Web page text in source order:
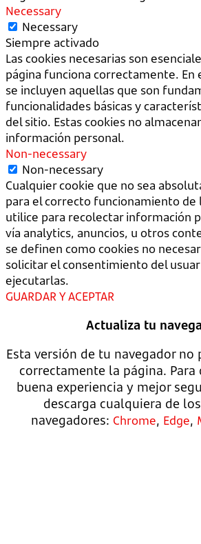
Necessary
Necessary
Siempre activado
Las cookies necesarias son
página funciona correctamente. En
se incluyen aquellas que son
funcionalidades básicas y
del sitio. Estas cookies no
información personal.
Non-necessary
Non-necessary
Cualquier cookie que no sea
para el correcto funcionamiento de
utilice para recolectar información
vía analytics, anuncios, u otros
se definen como cookies no
solicitar el consentimiento del
ejecutarlas.
GUARDAR Y ACEPTAR
Actualiza tu
Esta versión de tu navegador
correctamente la página. Para
buena experiencia y mejor
descarga cualquiera de
navegadores: Chrome, Edge,